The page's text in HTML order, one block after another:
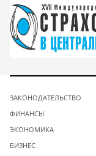
ЗАКОНОДАТЕЛЬСТВО
ФИНАНСЫ
ЭКОНОМИКА
БИЗНЕС